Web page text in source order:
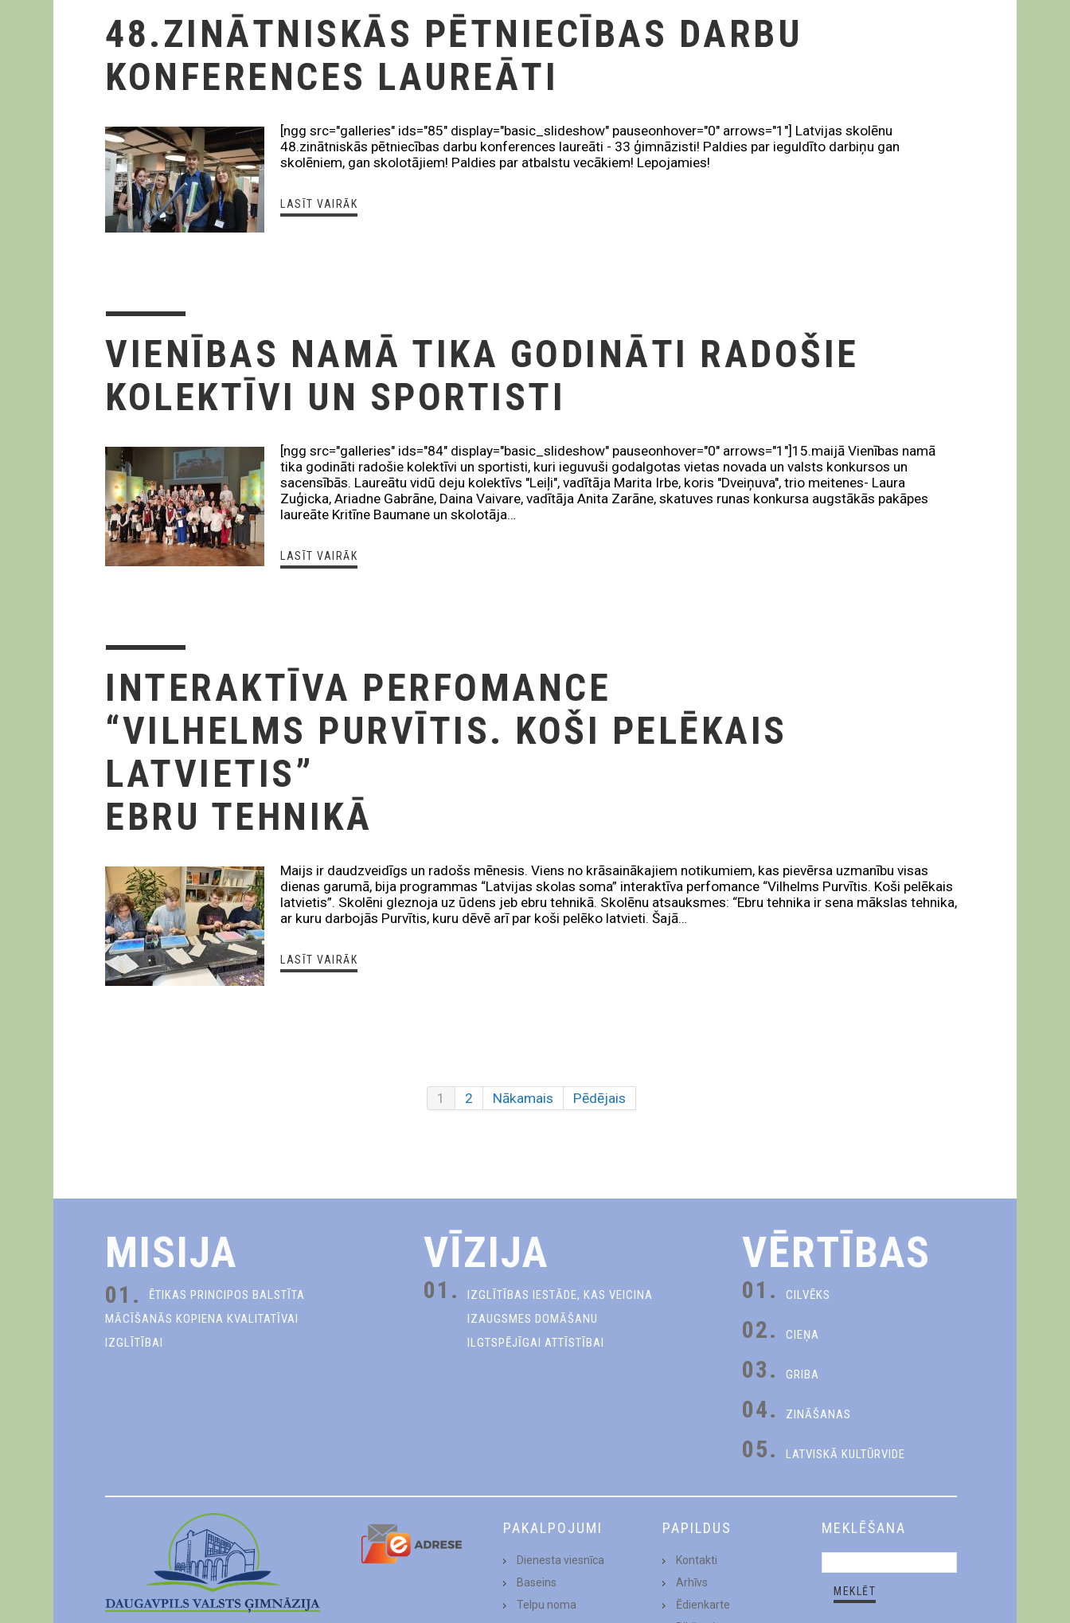
48.ZINĀTNISKĀS PĒTNIECĪBAS DARBU
KONFERENCES LAUREĀTI
[ngg src="galleries" ids="85" display="basic_slideshow" pauseonhover="0" arrows="1"] Latvijas skolēnu
48.zinātniskās pētniecības darbu konferences laureāti - 33 ģimnāzisti! Paldies par ieguldīto darbiņu gan
skolēniem, gan skolotājiem! Paldies par atbalstu vecākiem! Lepojamies!
LASĪT VAIRĀK
VIENĪBAS NAMĀ TIKA GODINĀTI RADOŠIE
KOLEKTĪVI UN SPORTISTI
[ngg src="galleries" ids="84" display="basic_slideshow" pauseonhover="0" arrows="1"]15.maijā Vienības namā
tika godināti radošie kolektīvi un sportisti, kuri ieguvuši godalgotas vietas novada un valsts konkursos un
sacensībās. Laureātu vidū deju kolektīvs "Leiļi", vadītāja Marita Irbe, koris "Dveiņuva", trio meitenes- Laura
Zuģicka, Ariadne Gabrāne, Daina Vaivare, vadītāja Anita Zarāne, skatuves runas konkursa augstākās pakāpes
laureāte Kritīne Baumane un skolotāja…
LASĪT VAIRĀK
INTERAKTĪVA PERFOMANCE
“VILHELMS PURVĪTIS. KOŠI PELĒKAIS
LATVIETIS”
EBRU TEHNIKĀ
Maijs ir daudzveidīgs un radošs mēnesis. Viens no krāsainākajiem notikumiem, kas pievērsa uzmanību visas
dienas garumā, bija programmas “Latvijas skolas soma” interaktīva perfomance “Vilhelms Purvītis. Koši pelēkais
latvietis”. Skolēni gleznoja uz ūdens jeb ebru tehnikā. Skolēnu atsauksmes: “Ebru tehnika ir sena mākslas tehnika,
ar kuru darbojās Purvītis, kuru dēvē arī par koši pelēko latvieti. Šajā…
LASĪT VAIRĀK
1 2 Nākamais Pēdējais
MISIJA
01.
ĒTIKAS PRINCIPOS BALSTĪTA
MĀCĪŠANĀS KOPIENA KVALITATĪVAI
IZGLĪTĪBAI
VĪZIJA
01.
IZGLĪTĪBAS IESTĀDE, KAS VEICINA
IZAUGSMES DOMĀŠANU
ILGTSPĒJĪGAI ATTĪSTĪBAI
VĒRTĪBAS
01. CILVĒKS
02. CIEŅA
03. GRIBA
04. ZINĀŠANAS
05. LATVISKĀ KULTŪRVIDE
PAKALPOJUMI
Dienesta viesnīca
Baseins
Telpu noma
PAPILDUS
Kontakti
Arhīvs
Ēdienkarte
MEKLĒŠANA